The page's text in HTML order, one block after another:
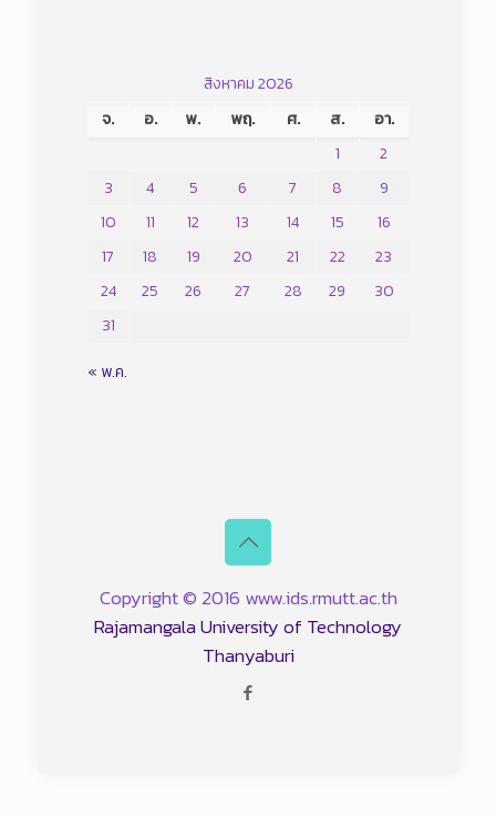
สิงหาคม 2026
จ.
อ. พ. พฤ. ศ. ส.
อา.
1
2
3
4 5 6 7 8
9
10
11 12 13 14 15
16
17
18 19 20 21 22
23
24
25 26 27 28 29
30
31
« พ.ค.
Copyright © 2016 www.ids.rmutt.ac.th
Rajamangala University of Technology
Thanyaburi